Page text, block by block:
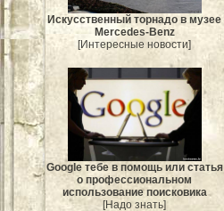
Искусственный торнадо в музее
Mercedes-Benz
[Интересные новости]
Google тебе в помощь или статья
о профессиональном
использование поисковика
[Надо знать]